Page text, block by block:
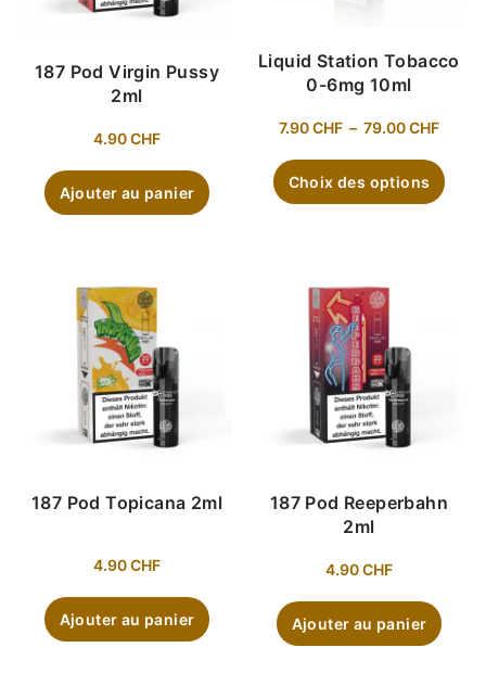
187 Pod Virgin Pussy
2ml
4.90CHF
Ajouter au panier
Liquid Station Tobacco
0-6mg 10ml
7.90CHF – 79.00CHF
Choix des options
187 Pod Topicana 2ml
4.90CHF
Ajouter au panier
187 Pod Reeperbahn
2ml
4.90CHF
Ajouter au panier